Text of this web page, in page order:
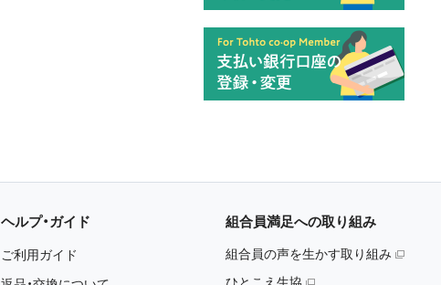
ヘルプ・ガイド
ご利用ガイド
組合員満足への取り組み
組合員の声を生かす取り組み